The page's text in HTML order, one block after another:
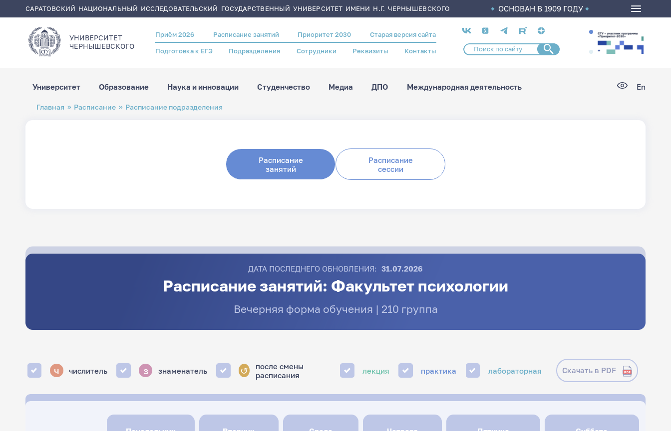
САРАТОВСКИЙ НАЦИОНАЛЬНЫЙ ИССЛЕДОВАТЕЛЬСКИЙ ГОСУДАРСТВЕННЫЙ УНИВЕРСИТЕТ ИМЕНИ Н.Г. ЧЕРНЫШЕВСКОГО ОСНОВАН В 1909 ГОДУ
УНИВЕРСИТЕТ
ЧЕРНЫШЕВСКОГO
Header
menu
Приём 2026 Расписание занятий Приоритет 2030 Старая версия сайта
Подготовка к ЕГЭ Подразделения Сотрудники Реквизиты Контакты
Социальные
сети
Университет Образование Наука и инновации Студенчество Медиа ДПО Международная деятельность En
Строка
навигации
Главная Расписание Расписание подразделения
Расписание
занятий
Расписание
сессии
ДАТА ПОСЛЕДНЕГО ОБНОВЛЕНИЯ: 31.07.2026
Расписание занятий: Факультет психологии
Вечерняя форма обучения | 210 группа
ч числитель з знаменатель ↺
после смены
расписания
лекция практика лабораторная Скачать в PDF